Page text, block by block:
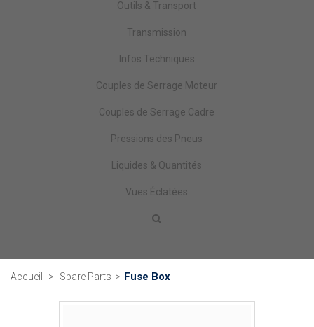
Outils & Transport
Transmission
Infos Techniques
Couples de Serrage Moteur
Couples de Serrage Cadre
Pressions des Pneus
Liquides & Quantités
Vues Éclatées
Accueil > Spare Parts > Fuse Box